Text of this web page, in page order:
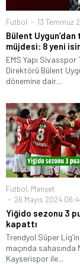
Futbol 13 Temmuz
Bülent
müjdesi: 8 yeni
EMS Yapı Sivasspor
Direktörü Bülent
dönemine dair...
Futbol, Manşet
26 Mayıs 2024
Yiğido sezonu 3
kapattı
Trendyol Süper
maçında sahasında
Kayserispor ile...